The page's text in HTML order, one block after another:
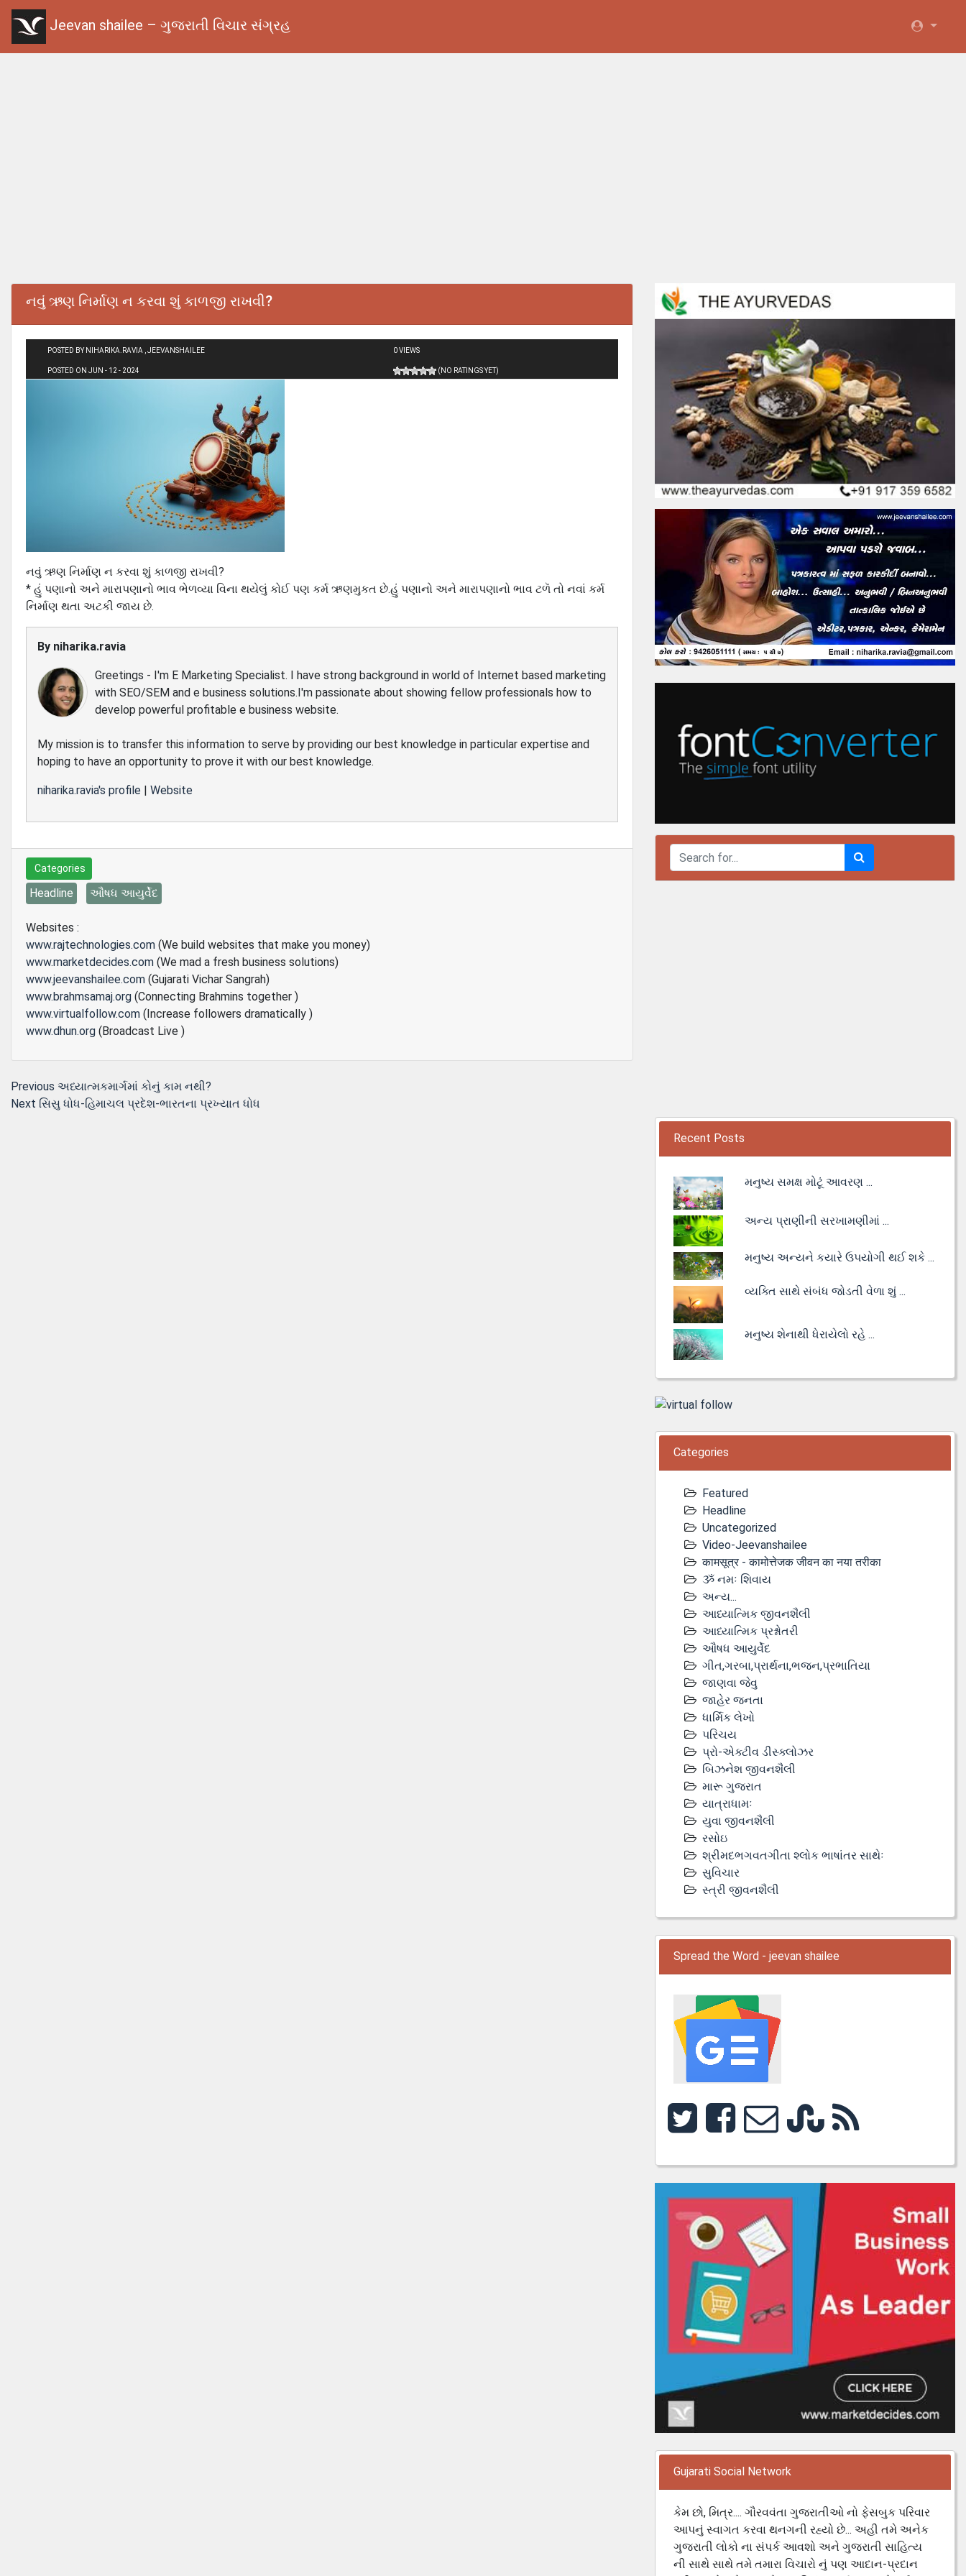
Jeevan shailee – ગુજરાતી વિચાર સંગ્રહ
નવું ઋણ નિર્માણ ન કરવા શું કાળજી રાખવી?
POSTED BY NIHARIKA.RAVIA , JEEVANSHAILEE
POSTED ON JUN - 12 - 2024
0 VIEWS
(NO RATINGS YET)
નવું ઋણ નિર્માણ ન કરવા શું કાળજી રાખવી?
* હું પણાનો અને મારાપણાનો ભાવ ભેળવ્યા વિના થયેલું કોઈ પણ કર્મ ઋણમુકત છે.હું પણાનો અને મારાપણાનો ભાવ ટળૅ તો નવાં કર્મ
નિર્માણ થતા અટકી જાય છે.
By niharika.ravia
Greetings - I'm E Marketing Specialist. I have strong background in world of Internet based marketing
with SEO/SEM and e business solutions.I'm passionate about showing fellow professionals how to
develop powerful profitable e business website.
My mission is to transfer this information to serve by providing our best knowledge in particular expertise and
hoping to have an opportunity to prove it with our best knowledge.
niharika.ravia's profile | Website
Categories
Headline ઔષધ આયુર્વેદ
Websites :
www.rajtechnologies.com (We build websites that make you money)
www.marketdecides.com (We mad a fresh business solutions)
www.jeevanshailee.com (Gujarati Vichar Sangrah)
www.brahmsamaj.org (Connecting Brahmins together )
www.virtualfollow.com (Increase followers dramatically )
www.dhun.org (Broadcast Live )
Post
navigation
Previous Previous
post:
અધ્યાત્મકમાર્ગમાં કોનું કામ નથી?
Next Next
સિસુ ધોધ-હિમાચલ પ્રદેશ-ભારતના પ્રખ્યાત ધોધ
Recent Posts
મનુષ્ય સમક્ષ મોટૂં આવરણ ...
અન્ય પ્રાણીની સરખામણીમાં ...
મનુષ્ય અન્યને કયારે ઉપયોગી થઈ શકે ...
વ્યક્તિ સાથે સંબંધ જોડતી વેળા શું ...
મનુષ્ય શેનાથી ધેરાયેલો રહે ...
Categories
Featured
Headline
Uncategorized
Video-Jeevanshailee
कामसूत्र - कामोत्तेजक जीवन का नया तरीका
ૐ નમઃ શિવાય
અન્ય...
આધ્યાત્મિક જીવનશૈલી
આધ્યાત્મિક પ્રશ્નોતરી
ઔષધ આયુર્વેદ
ગીત,ગરબા,પ્રાર્થના,ભજન,પ્રભાતિયા
જાણવા જેવુ
જાહેર જનતા
ધાર્મિક લેખો
પરિચય
પ્રો-એક્ટીવ ડીસ્‍ક્લોઝર
બિઝનેશ જીવનશૈલી
મારૂ ગુજરાત
યાત્રાધામઃ
યુવા જીવનશૈલી
રસોઇ
શ્રીમદભગવતગીતા શ્લોક ભાષાંતર સાથેઃ
સુવિચાર
સ્ત્રી જીવનશૈલી
Spread the Word - jeevan shailee
Gujarati Social Network
કેમ છો, મિત્ર.... ગૌરવવંતા ગુજરાતીઓ નો ફેસબુક પરિવાર
આપનું સ્વાગત કરવા થનગની રહ્યો છે... અહી તમે અનેક
ગુજરાતી લોકો ના સંપર્ક આવશો અને ગુજરાતી સાહિત્ય
ની સાથે સાથે તમે તમારા વિચારો નું પણ આદાન-પ્રદાન